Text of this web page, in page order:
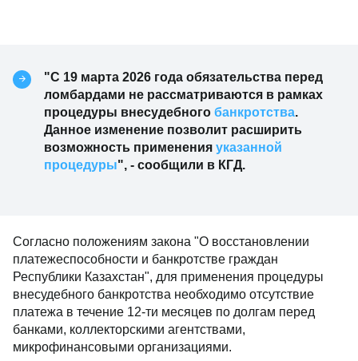
"С 19 марта 2026 года обязательства перед
ломбардами не рассматриваются в рамках
процедуры внесудебного банкротства.
Данное изменение позволит расширить
возможность применения указанной
процедуры", - сообщили в КГД.
Согласно положениям закона "О восстановлении
платежеспособности и банкротстве граждан
Республики Казахстан", для применения процедуры
внесудебного банкротства необходимо отсутствие
платежа в течение 12-ти месяцев по долгам перед
банками, коллекторскими агентствами,
микрофинансовыми организациями.